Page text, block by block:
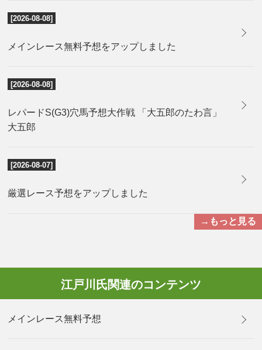
[2026-08-08]
メインレース無料予想をアップしました
[2026-08-08]
レパードS(G3)穴馬予想大作戦 「大五郎のたわ言」
大五郎
[2026-08-07]
厳選レース予想をアップしました
→もっと見る
江戸川氏関連のコンテンツ
メインレース無料予想